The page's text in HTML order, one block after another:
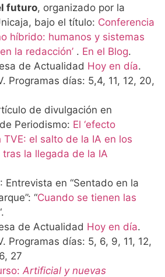
futuro, organizado por la
bajo el título: Conferencia
híbrido: humanos y sistemas
la redacción’ . En el Blog.
de Actualidad Hoy en día.
Programas días: 5,4, 11, 12, 20,
de divulgación en
Periodismo: El ‘efecto
TVE: el salto de la IA en los
la llegada de la IA
en “Sentado en la
“Cuando se tienen las
de Actualidad Hoy en día.
Programas días: 5, 6, 9, 11, 12,
27
Artificial y nuevas